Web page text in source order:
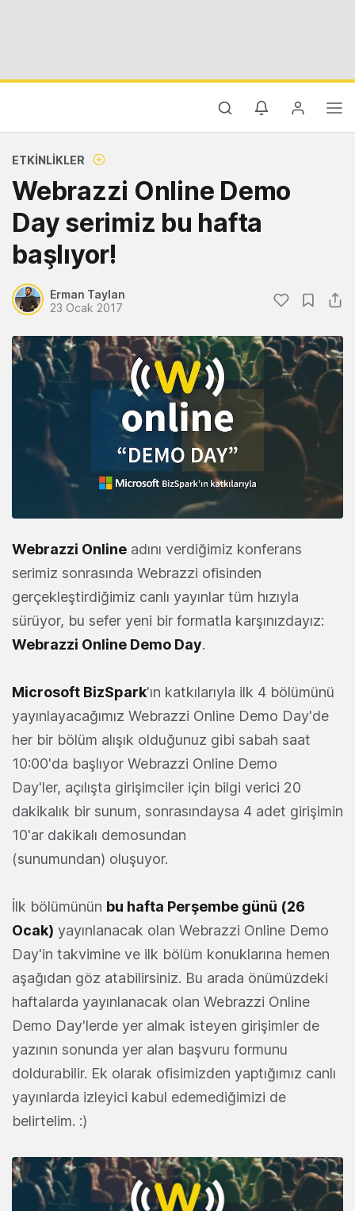
ETKINLIKLER
Webrazzi Online Demo
Day serimiz bu hafta
başlıyor!
Erman Taylan
23 Ocak 2017
Webrazzi Online adını verdiğimiz konferans
serimiz sonrasında Webrazzi ofisinden
gerçekleştirdiğimiz canlı yayınlar tüm hızıyla
sürüyor, bu sefer yeni bir formatla karşınızdayız:
Webrazzi Online Demo Day.
Microsoft BizSpark'ın katkılarıyla ilk 4 bölümünü
yayınlayacağımız Webrazzi Online Demo Day'de
her bir bölüm alışık olduğunuz gibi sabah saat
10:00'da başlıyor Webrazzi Online Demo
Day'ler, açılışta girişimciler için bilgi verici 20
dakikalık bir sunum, sonrasındaysa 4 adet girişimin
10'ar dakikalı demosundan
(sunumundan) oluşuyor.
İlk bölümünün bu hafta Perşembe günü (26
Ocak) yayınlanacak olan Webrazzi Online Demo
Day'in takvimine ve ilk bölüm konuklarına hemen
aşağıdan göz atabilirsiniz. Bu arada önümüzdeki
haftalarda yayınlanacak olan Webrazzi Online
Demo Day'lerde yer almak isteyen girişimler de
yazının sonunda yer alan başvuru formunu
doldurabilir. Ek olarak ofisimizden yaptığımız canlı
yayınlarda izleyici kabul edemediğimizi de
belirtelim. :)